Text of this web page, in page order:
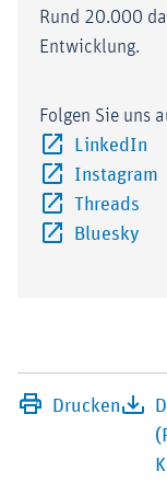
Rund 20.000
Entwicklung.
Folgen Sie uns
LinkedIn
Instagram
Threads
Bluesky
Drucken